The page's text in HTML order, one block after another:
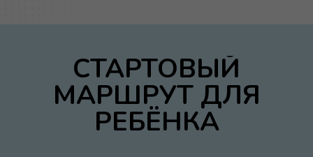
СТАРТОВЫЙ
МАРШРУТ ДЛЯ
РЕБЁНКА